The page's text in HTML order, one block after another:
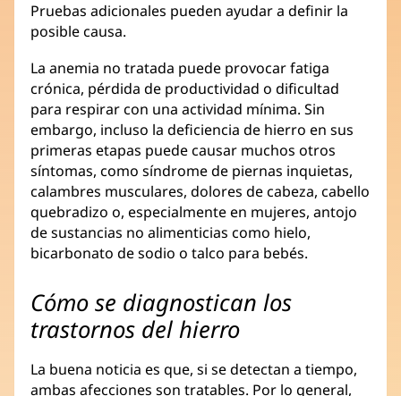
Pruebas adicionales pueden ayudar a definir la
posible causa.
La anemia no tratada puede provocar fatiga
crónica, pérdida de productividad o dificultad
para respirar con una actividad mínima. Sin
embargo, incluso la deficiencia de hierro en sus
primeras etapas puede causar muchos otros
síntomas, como síndrome de piernas inquietas,
calambres musculares, dolores de cabeza, cabello
quebradizo o, especialmente en mujeres, antojo
de sustancias no alimenticias como hielo,
bicarbonato de sodio o talco para bebés.
Cómo se diagnostican los
trastornos del hierro
La buena noticia es que, si se detectan a tiempo,
ambas afecciones son tratables. Por lo general,